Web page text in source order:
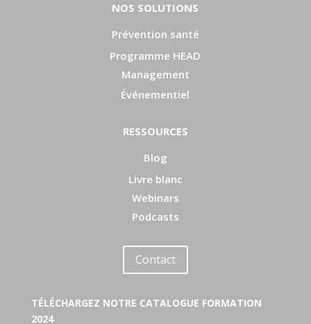
NOS SOLUTIONS
Prévention santé
Programme HEAD
Management
Événementiel
RESSOURCES
Blog
Livre blanc
Webinars
Podcasts
Contact
TÉLÉCHARGEZ NOTRE CATALOGUE FORMATION
2024